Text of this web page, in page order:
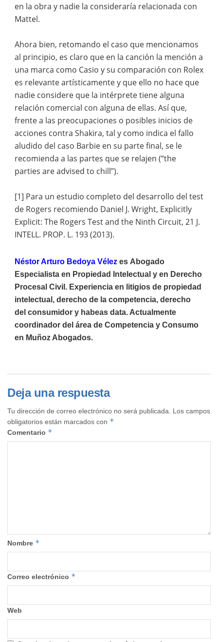
en la obra y nadie la consideraría relacionada con
Mattel.
Ahora bien, retomando el caso que mencionamos
al principio, es claro que en la canción la mención a
una marca como Casio y su comparación con Rolex
es relevante artísticamente y que ello no hace que
nadie considere que la intérprete tiene alguna
relación comercial con alguna de ellas. Así que,
frente a las preocupaciones o posibles inicios de
acciones contra Shakira, tal y como indica el fallo
aludido del caso Barbie en su parte final, se le
recomienda a las partes que se relajen (“the
parties are advised to chill”).
[1] Para un estudio completo del desarrollo del test
de Rogers recomiendo Daniel J. Wright, Explicitly
Explicit: The Rogers Test and the Ninth Circuit, 21 J.
INTELL. PROP. L. 193 (2013).
Néstor Arturo Bedoya Vélez es Abogado
Especialista en Propiedad Intelectual y en Derecho
Procesal Civil. Experiencia en litigios de propiedad
intelectual, derecho de la competencia, derecho
del consumidor y habeas data. Actualmente
coordinador del área de Competencia y Consumo
en Muñoz Abogados.
Deja una respuesta
Tu dirección de correo electrónico no será publicada.
Los campos
obligatorios están marcados con *
Comentario *
Nombre *
Correo electrónico *
Web